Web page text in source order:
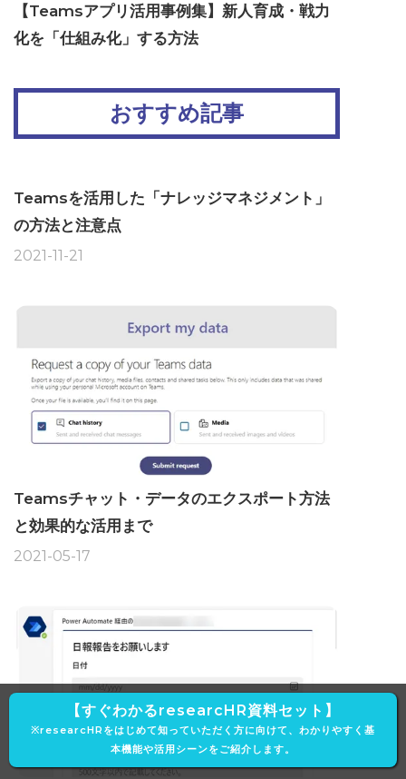
【Teamsアプリ活用事例集】新人育成・戦力
化を「仕組み化」する方法
おすすめ記事
Teamsを活用した「ナレッジマネジメント」
の方法と注意点
2021-11-21
Teamsチャット・データのエクスポート方法
と効果的な活用まで
2021-05-17
【すぐわかるresearcHR資料セット】
※researcHRをはじめて知っていただく方に向けて、わかりやすく基
本機能や活用シーンをご紹介します。